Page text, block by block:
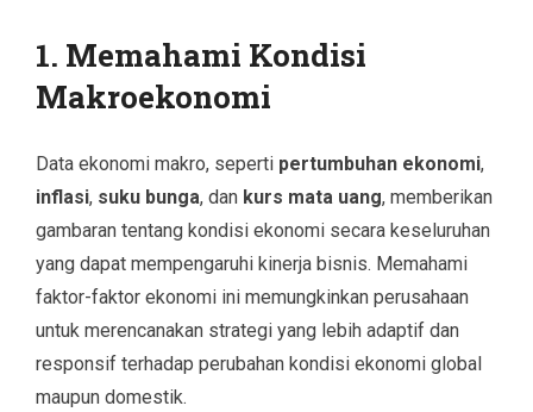
1. Memahami Kondisi
Makroekonomi
Data ekonomi makro, seperti pertumbuhan ekonomi,
inflasi, suku bunga, dan kurs mata uang, memberikan
gambaran tentang kondisi ekonomi secara keseluruhan
yang dapat mempengaruhi kinerja bisnis. Memahami
faktor-faktor ekonomi ini memungkinkan perusahaan
untuk merencanakan strategi yang lebih adaptif dan
responsif terhadap perubahan kondisi ekonomi global
maupun domestik.